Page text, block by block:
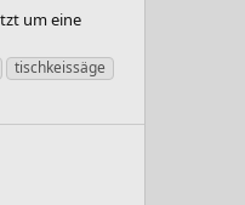
um eine
tischkeissäge